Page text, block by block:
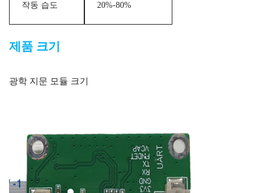
작동 습도 20%-80%
제품 크기
광학 지문 모듈 크기